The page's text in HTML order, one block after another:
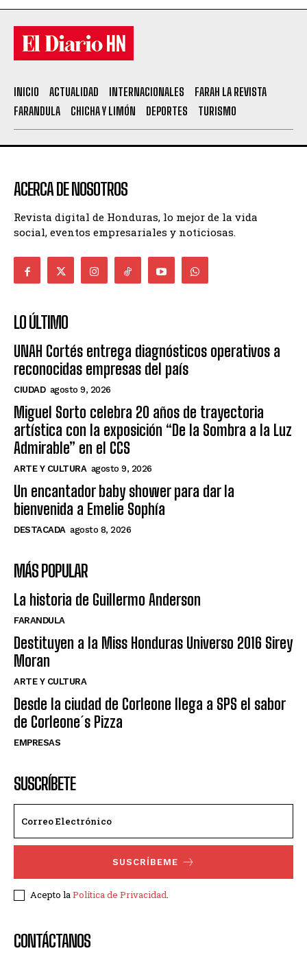
INICIO ACTUALIDAD INTERNACIONALES
FARAH LA REVISTA
FARANDULA
CHICHA Y LIMÓN DEPORTES TURISMO
ACERCA DE NOSOTROS
Revista digital de Honduras, lo mejor de la vida
social, eventos empresariales y noticiosas.
LO ÚLTIMO
UNAH Cortés entrega diagnósticos operativos a
reconocidas empresas del país
CIUDAD agosto 9, 2026
Miguel Sorto celebra 20 años de trayectoria
artística con la exposición “De la Sombra a la Luz
Admirable” en el CCS
ARTE Y CULTURA agosto 9, 2026
Un encantador baby shower para dar la
bienvenida a Emelie Sophía
DESTACADA agosto 8, 2026
MÁS POPULAR
La historia de Guillermo Anderson
FARANDULA
Destituyen a la Miss Honduras Universo 2016 Sirey
Moran
ARTE Y CULTURA
Desde la ciudad de Corleone llega a SPS el sabor
de Corleone´s Pizza
EMPRESAS
SUSCRÍBETE
SUSCRÍBEME
Acepto laPolítica de Privacidad.
CONTÁCTANOS